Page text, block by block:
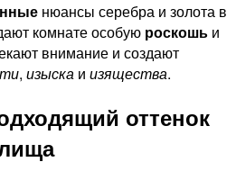
нюансы серебра и золота в
комнате особую роскошь и
внимание и создают
, изыска и изящества.
оттенок